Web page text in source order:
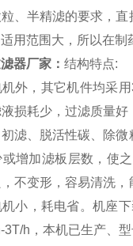
、半精滤的要求，
用范围大，所以在制
器厂家 ：结构特点:
外，其它机件均采
损耗少，过滤质量
滤、脱活性碳、除
增加滤板层数，使
不变形，容易清洗
小，耗电省。机座
3T/h，本机已生产、